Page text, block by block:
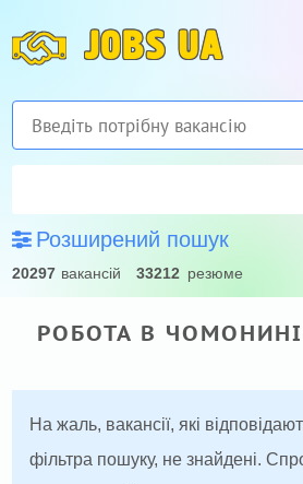
JOBS UA
Розширений пошук
20297 вакансій 33212 резюме
РОБОТА В
На жаль, вакансії, які
фільтра пошуку, не знайдені.